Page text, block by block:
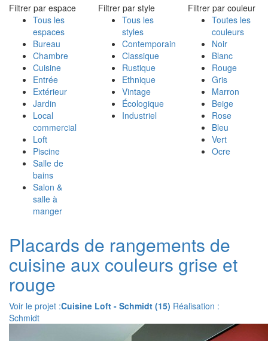
Filtrer par espace
Tous les
espaces
Bureau
Chambre
Cuisine
Entrée
Extérieur
Jardin
Local
commercial
Loft
Piscine
Salle de
bains
Salon &
salle à
manger
Filtrer par style
Tous les
styles
Contemporain
Classique
Rustique
Ethnique
Vintage
Écologique
Industriel
Filtrer par couleur
Toutes les
couleurs
Noir
Blanc
Rouge
Gris
Marron
Beige
Rose
Bleu
Vert
Ocre
Placards de rangements de
cuisine aux couleurs grise et
rouge
Voir le projet :Cuisine Loft - Schmidt (15) Réalisation :
Schmidt